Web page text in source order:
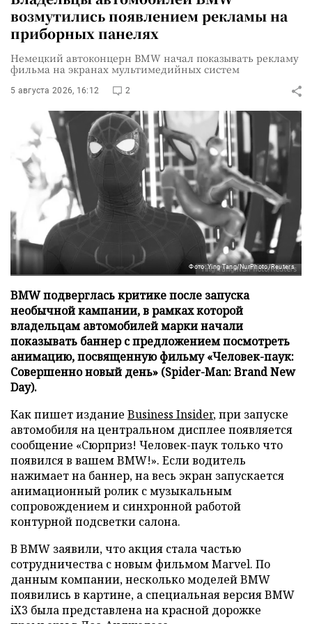
возмутились появлением рекламы на
приборных панелях
Немецкий автоконцерн BMW начал показывать рекламу
фильма на экранах мультимедийных систем
5 августа 2026, 16:12 2
Фото: Ying Tang/NurPhoto/Reuters
BMW подверглась критике после запуска
необычной кампании, в рамках которой
владельцам автомобилей марки начали
показывать баннер с предложением посмотреть
анимацию, посвященную фильму «Человек-паук:
Совершенно новый день» (Spider-Man: Brand New
Day).
Как пишет издание Business Insider, при запуске
автомобиля на центральном дисплее появляется
сообщение «Сюрприз! Человек-паук только что
появился в вашем BMW!». Если водитель
нажимает на баннер, на весь экран запускается
анимационный ролик с музыкальным
сопровождением и синхронной работой
контурной подсветки салона.
В BMW заявили, что акция стала частью
сотрудничества с новым фильмом Marvel. По
данным компании, несколько моделей BMW
появились в картине, а специальная версия BMW
iX3 была представлена на красной дорожке